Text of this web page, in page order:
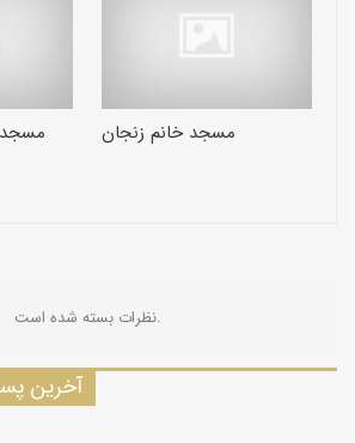
مسجد خانم زنجان
نظرات بسته شده است.
آخرین